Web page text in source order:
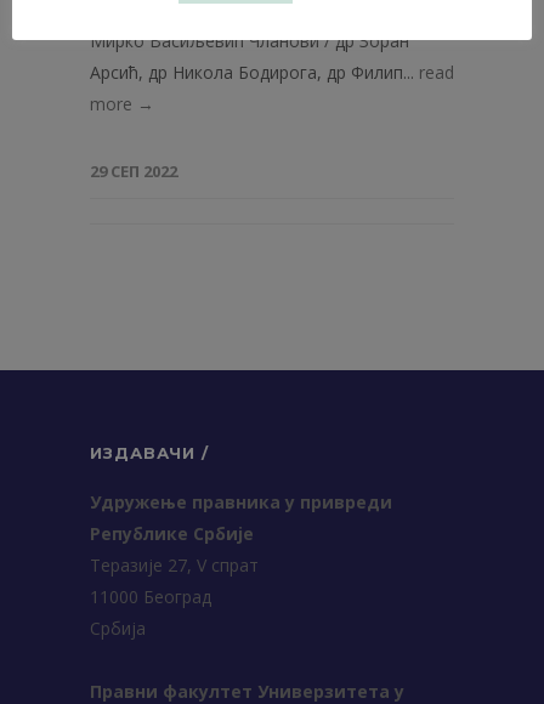
Почасни главни и одговорни уредник / др
Мирко Васиљевић Чланови / др Зоран
Арсић, др Никола Бодирога, др Филип... read
more →
29 СЕП 2022
ИЗДАВАЧИ /
Удружење правника у привреди
Републике Србије
Теразије 27, V спрат
11000 Београд
Србија
Правни факултет Универзитета у